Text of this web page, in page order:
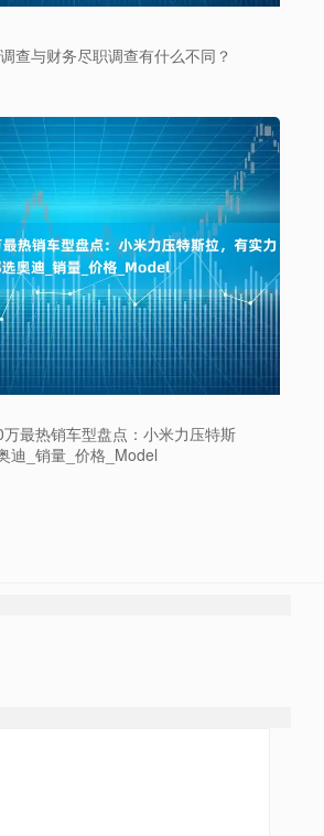
查与财务尽职调查有什么不同？
最热销车型盘点：小米力压特斯
迪_销量_价格_Model